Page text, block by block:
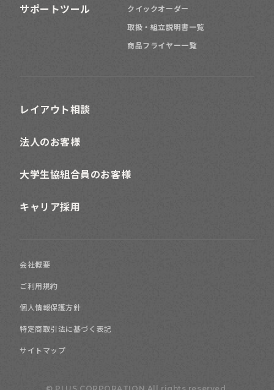
倉庫に
フレンチ
ポップ
モダン
サポートツール
クイックオーダー
取扱・組立説明書一覧
商品フライヤー一覧
レイアウト相談
法人のお客様
大学生協組合員のお客様
キャリア採用
会社概要
ご利用規約
個人情報保護方針
特定商取引法に基づく表記
サイトマップ